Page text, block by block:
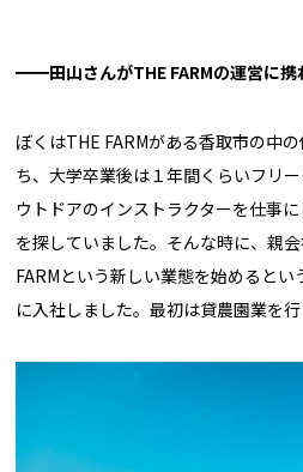
━━田山さんがTHE FARMの運営に携
ぼくはTHE FARMがある香取市の中
ち、大学卒業後は１年間くらいフリ
ウトドアのインストラクターを仕事
を探していました。そんな時に、親
FARMという新しい業態を始めると
に入社しました。最初は貸農園業を行